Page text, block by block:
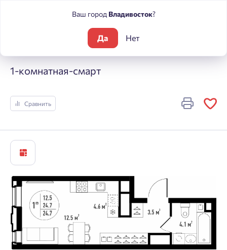
Речные кварталы
1-комнатная-смарт
Сравнить
Ваш город Владивосток?
Да Нет